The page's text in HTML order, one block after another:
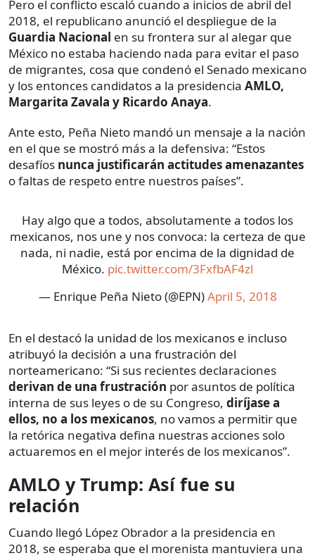
Pero el conflicto escaló cuando a inicios de abril del
2018, el republicano anunció el despliegue de la
Guardia Nacional en su frontera sur al alegar que
México no estaba haciendo nada para evitar el paso
de migrantes, cosa que condenó el Senado mexicano
y los entonces candidatos a la presidencia AMLO,
Margarita Zavala y Ricardo Anaya.
Ante esto, Peña Nieto mandó un mensaje a la nación
en el que se mostró más a la defensiva: “Estos
desafíos nunca justificarán actitudes amenazantes
o faltas de respeto entre nuestros países”.
Hay algo que a todos, absolutamente a todos los
mexicanos, nos une y nos convoca: la certeza de que
nada, ni nadie, está por encima de la dignidad de
México. pic.twitter.com/3FxfbAF4zl
— Enrique Peña Nieto (@EPN)April 5, 2018
En el destacó la unidad de los mexicanos e incluso
atribuyó la decisión a una frustración del
norteamericano: “Si sus recientes declaraciones
derivan de una frustración por asuntos de política
interna de sus leyes o de su Congreso, diríjase a
ellos, no a los mexicanos, no vamos a permitir que
la retórica negativa defina nuestras acciones solo
actuaremos en el mejor interés de los mexicanos”.
AMLO y Trump: Así fue su
relación
Cuando llegó López Obrador a la presidencia en
2018, se esperaba que el morenista mantuviera una